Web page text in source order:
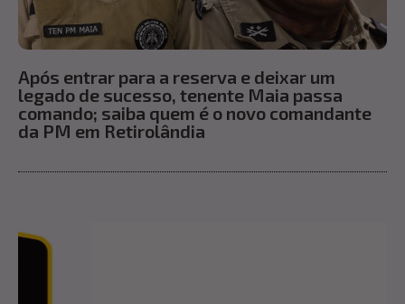
Após entrar para a reserva e deixar um
legado de sucesso, tenente Maia passa
comando; saiba quem é o novo comandante
da PM em Retirolândia